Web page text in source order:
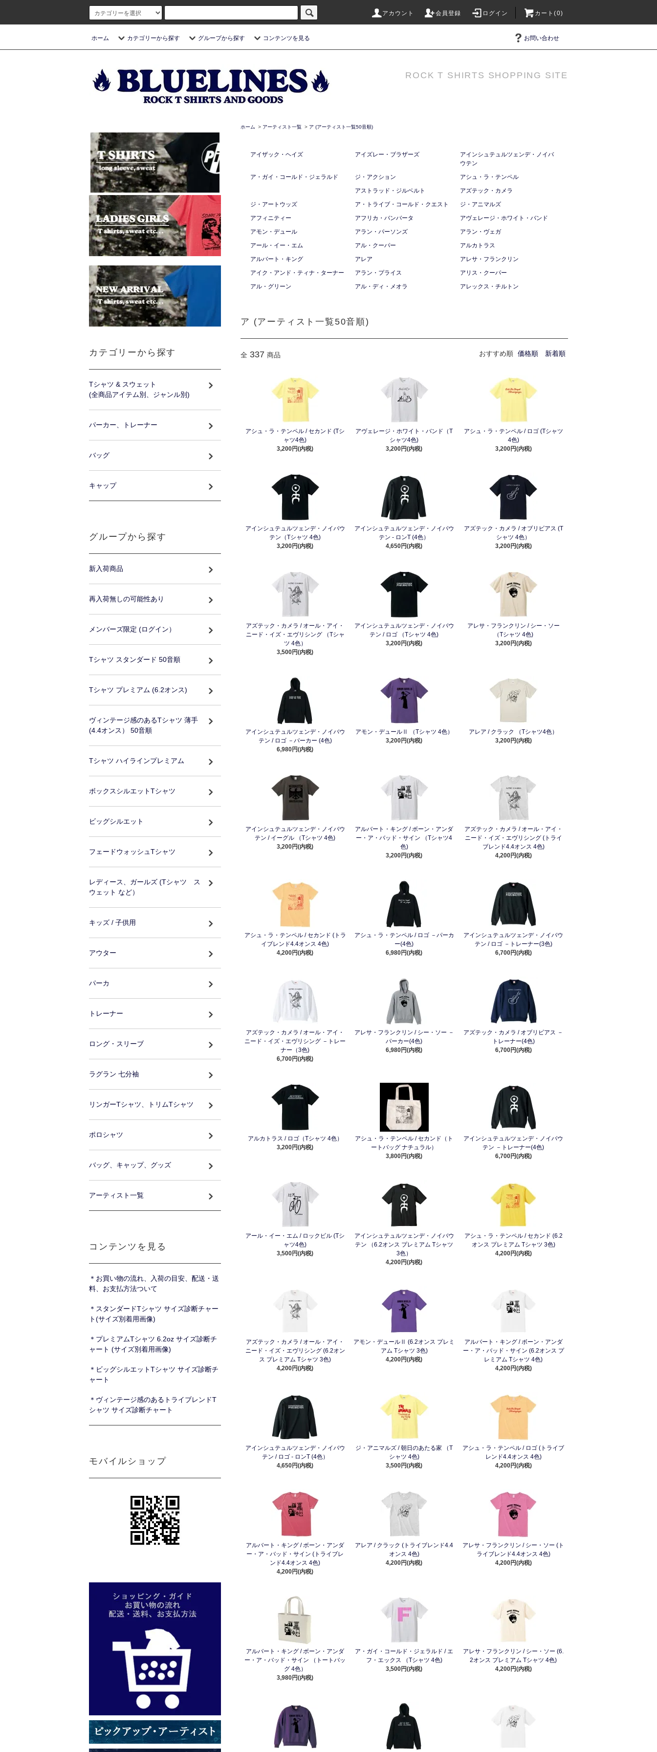
アカウント 会員登録 ログイン カート(0)
ホーム カテゴリーから探す グループから探す コンテンツを見る お問い合わせ
ROCK T SHIRTS SHOPPING SITE
ホーム > アーティスト一覧 > ア (アーティスト一覧50音順)
アイザック・ヘイズ アイズレー・ブラザーズ
アインシュテュルツェンデ・ノイバ
ウテン
ア・ガイ・コールド・ジェラルド
ジ・アクション
アシュ・ラ・テンペル
アストラッド・ジルベルト
アズテック・カメラ
ジ・アートウッズ
ア・トライブ・コールド・クエスト
ジ・アニマルズ
アフィニティー
アフリカ・バンバータ
アヴェレージ・ホワイト・バンド
アモン・デュール
アラン・パーソンズ
アラン・ヴェガ
アール・イー・エム
アル・クーパー
アルカトラス
アルバート・キング
アレア
アレサ・フランクリン
アイク・アンド・ティナ・ターナー
アラン・プライス
アリス・クーパー
アル・グリーン
アル・ディ・メオラ アレックス・チルトン
ア (アーティスト一覧50音順)
全 337 商品 おすすめ順 価格順 新着順
アシュ・ラ・テンペル / セカンド (Tシ
ャツ4色)
3,200円(内税)
アヴェレージ・ホワイト・バンド（T
シャツ4色)
3,200円(内税)
アシュ・ラ・テンペル / ロゴ (Tシャツ
4色)
3,200円(内税)
アインシュテュルツェンデ・ノイバウ
テン（Tシャツ 4色)
3,200円(内税)
アインシュテュルツェンデ・ノイバウ
テン - ロンT (4色）
4,650円(内税)
アズテック・カメラ / オブリビアス (T
シャツ 4色）
3,200円(内税)
アズテック・カメラ / オール・アイ・
ニード・イズ・エヴリシング （Tシャ
ツ 4色）
3,500円(内税)
アインシュテュルツェンデ・ノイバウ
テン / ロゴ （Tシャツ 4色)
3,200円(内税)
アレサ・フランクリン / シー・ソー
（Tシャツ 4色)
3,200円(内税)
アインシュテュルツェンデ・ノイバウ
テン / ロゴ －パーカー (4色)
6,980円(内税)
アモン・デュールⅡ （Tシャツ 4色）
3,200円(内税)
アレア / クラック （Tシャツ4色）
3,200円(内税)
アインシュテュルツェンデ・ノイバウ
テン / イーグル （Tシャツ 4色)
3,200円(内税)
アルバート・キング / ボーン・アンダ
ー・ア・バッド・サイン （Tシャツ4
色)
3,200円(内税)
アズテック・カメラ / オール・アイ・
ニード・イズ・エヴリシング (トライ
ブレンド4.4オンス 4色)
4,200円(内税)
アシュ・ラ・テンペル / セカンド (トラ
イブレンド4.4オンス 4色)
4,200円(内税)
アシュ・ラ・テンペル / ロゴ －パーカ
ー(4色)
6,980円(内税)
アインシュテュルツェンデ・ノイバウ
テン / ロゴ －トレーナー(3色)
6,700円(内税)
アズテック・カメラ / オール・アイ・
ニード・イズ・エヴリシング －トレー
ナー（3色)
6,700円(内税)
アレサ・フランクリン / シー・ソー －
パーカー(4色)
6,980円(内税)
アズテック・カメラ / オブリビアス －
トレーナー(4色)
6,700円(内税)
アルカトラス / ロゴ（Tシャツ 4色）
3,200円(内税)
アシュ・ラ・テンペル / セカンド（ト
ートバッグ ナチュラル）
3,800円(内税)
アインシュテュルツェンデ・ノイバウ
テン －トレーナー(4色)
6,700円(内税)
アール・イー・エム / ロックビル (Tシ
ャツ4色)
3,500円(内税)
アインシュテュルツェンデ・ノイバウ
テン （6.2オンス プレミアム Tシャツ
3色）
4,200円(内税)
アシュ・ラ・テンペル / セカンド (6.2
オンス プレミアム Tシャツ 3色)
4,200円(内税)
アズテック・カメラ / オール・アイ・
ニード・イズ・エヴリシング (6.2オン
ス プレミアム Tシャツ 3色)
4,200円(内税)
アモン・デュールⅡ (6.2オンス プレミ
アム Tシャツ 3色)
4,200円(内税)
アルバート・キング / ボーン・アンダ
ー・ア・バッド・サイン (6.2オンス プ
レミアム Tシャツ 4色)
4,200円(内税)
アインシュテュルツェンデ・ノイバウ
テン / ロゴ - ロンT (4色）
4,650円(内税)
ジ・アニマルズ / 朝日のあたる家 （T
シャツ 4色)
3,500円(内税)
アシュ・ラ・テンペル / ロゴ (トライブ
レンド4.4オンス 4色)
4,200円(内税)
アルバート・キング / ボーン・アンダ
ー・ア・バッド・サイン (トライブレ
ンド4.4オンス 4色)
4,200円(内税)
アレア / クラック (トライブレンド4.4
オンス 4色)
4,200円(内税)
アレサ・フランクリン / シー・ソー (ト
ライブレンド4.4オンス 4色)
4,200円(内税)
アルバート・キング / ボーン・アンダ
ー・ア・バッド・サイン （トートバッ
グ 4色）
3,980円(内税)
ア・ガイ・コールド・ジェラルド / エ
フ・エックス （Tシャツ 4色)
3,500円(内税)
アレサ・フランクリン / シー・ソー (6.
2オンス プレミアム Tシャツ 4色)
4,200円(内税)
カテゴリーから探す
Tシャツ & スウェット
(全商品アイテム別、ジャンル別)
パーカー、トレーナー
バッグ
キャップ
グループから探す
新入荷商品
再入荷無しの可能性あり
メンバーズ限定 (ログイン）
Tシャツ スタンダード 50音順
Tシャツ プレミアム (6.2オンス)
ヴィンテージ感のあるTシャツ 薄手
(4.4オンス） 50音順
Tシャツ ハイラインプレミアム
ボックスシルエットTシャツ
ビッグシルエット
フェードウォッシュTシャツ
レディース、ガールズ (Tシャツ ス
ウェット など）
キッズ / 子供用
アウター
パーカ
トレーナー
ロング・スリーブ
ラグラン 七分袖
リンガーTシャツ、トリムTシャツ
ポロシャツ
バッグ、キャップ、グッズ
アーティスト一覧
コンテンツを見る
＊お買い物の流れ、入荷の目安、配送・送
料、お支払方法ついて
＊スタンダードTシャツ サイズ診断チャー
ト(サイズ別着用画像)
＊プレミアムTシャツ 6.2oz サイズ診断チ
ャート (サイズ別着用画像)
＊ビッグシルエットTシャツ サイズ診断チ
ャート
＊ヴィンテージ感のあるトライブレンドT
シャツ サイズ診断チャート
モバイルショップ